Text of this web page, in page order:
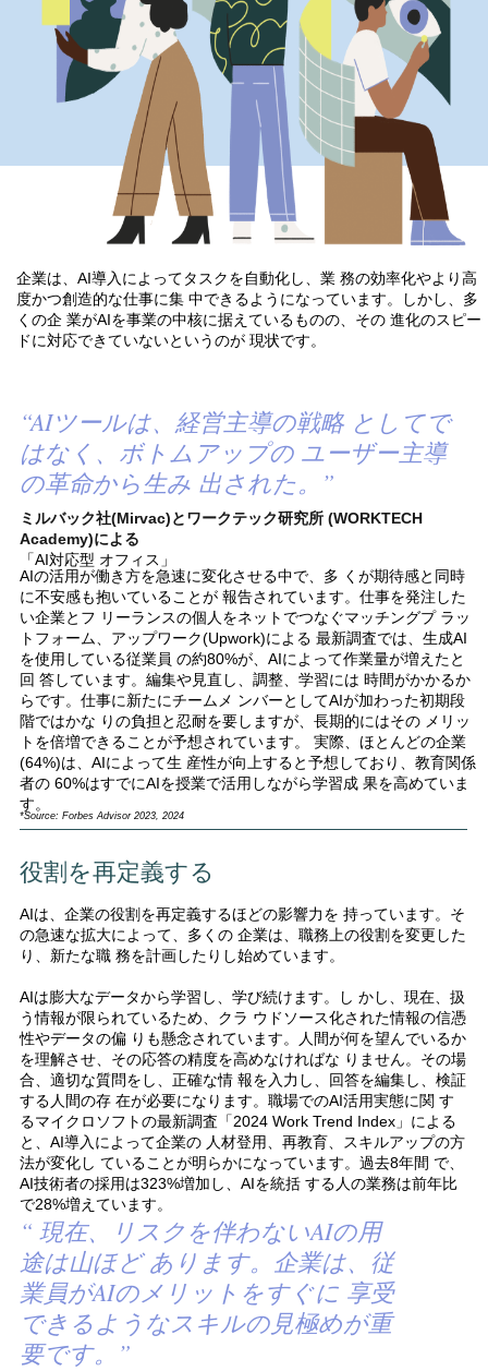
“AIツールは、経営主導の戦略 としてで
はなく、ボトムアップの ユーザー主導
の革命から生み 出された。”
*Source: Forbes Advisor 2023, 2024
ミルバック社(Mirvac)とワークテック研究所 (WORKTECH
Academy)による
「AI対応型 オフィス」
AIは、企業の役割を再定義するほどの影響力を 持っています。そ
の急速な拡大によって、多くの 企業は、職務上の役割を変更した
り、新たな職 務を計画したりし始めています。
AIは膨大なデータから学習し、学び続けます。し かし、現在、扱
う情報が限られているため、クラ ウドソース化された情報の信憑
性やデータの偏 りも懸念されています。人間が何を望んでいるか
を理解させ、その応答の精度を高めなければな りません。その場
合、適切な質問をし、正確な情 報を入力し、回答を編集し、検証
する人間の存 在が必要になります。職場でのAI活用実態に関 す
るマイクロソフトの最新調査「2024 Work Trend Index」による
と、AI導入によって企業の 人材登用、再教育、スキルアップの方
法が変化し ていることが明らかになっています。過去8年間 で、
AI技術者の採用は323%増加し、AIを統括 する人の業務は前年比
で28%増えています。
“ 現在、リスクを伴わないAIの用
途は山ほど あります。企業は、従
業員がAIのメリットをすぐに 享受
できるようなスキルの見極めが重
要です。”
企業は、AI導入によってタスクを自動化し、業 務の効率化やより高
度かつ創造的な仕事に集 中できるようになっています。しかし、多
くの企 業がAIを事業の中核に据えているものの、その 進化のスピー
ドに対応できていないというのが 現状です。
役割を再定義する
AIの活用が働き方を急速に変化させる中で、多 くが期待感と同時
に不安感も抱いていることが 報告されています。仕事を発注した
い企業とフ リーランスの個人をネットでつなぐマッチングプ ラッ
トフォーム、アップワーク(Upwork)による 最新調査では、生成AI
を使用している従業員 の約80%が、AIによって作業量が増えたと
回 答しています。編集や見直し、調整、学習には 時間がかかるか
らです。仕事に新たにチームメ ンバーとしてAIが加わった初期段
階ではかな りの負担と忍耐を要しますが、長期的にはその メリッ
トを倍増できることが予想されています。 実際、ほとんどの企業
(64%)は、AIによって生 産性が向上すると予想しており、教育関係
者の 60%はすでにAIを授業で活用しながら学習成 果を高めていま
す。